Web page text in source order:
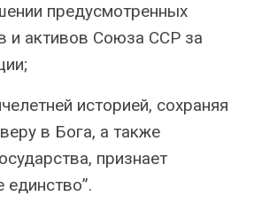
предусмотренных
и активов Союза ССР за
историей, сохраняя
в Бога, а также
признает